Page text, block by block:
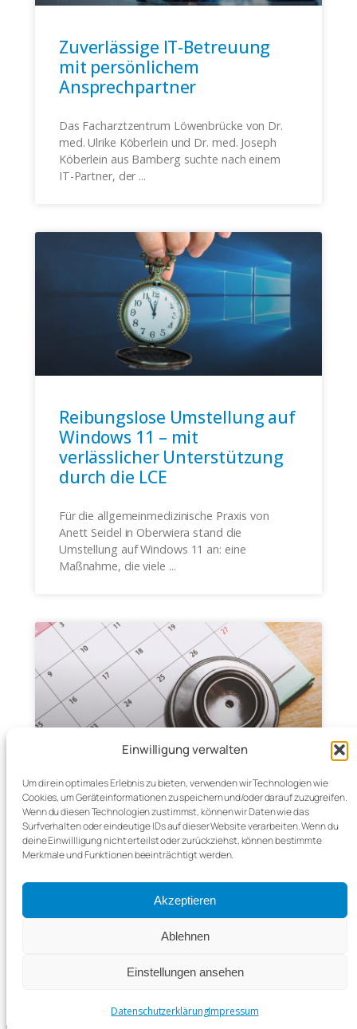
Einwilligung verwalten
Um dir ein optimales Erlebnis zu bieten, verwenden wir Technologien wie
Cookies, um Geräteinformationen zu speichern und/oder darauf zuzugreifen.
Wenn du diesen Technologien zustimmst, können wir Daten wie das
Surfverhalten oder eindeutige IDs auf dieser Website verarbeiten. Wenn du
deine Einwillligung nicht erteilst oder zurückziehst, können bestimmte
Merkmale und Funktionen beeinträchtigt werden.
Akzeptieren
Ablehnen
Einstellungen ansehen
DatenschutzerklärungImpressum
Zuverlässige IT-Betreuung
mit persönlichem
Ansprechpartner
Das Facharztzentrum Löwenbrücke von Dr.
med. Ulrike Köberlein und Dr. med. Joseph
Köberlein aus Bamberg suchte nach einem
IT-Partner, der
Reibungslose Umstellung auf
Windows 11 – mit
verlässlicher Unterstützung
durch die LCE
Für die allgemeinmedizinische Praxis von
Anett Seidel in Oberwiera stand die
Umstellung auf Windows 11 an: eine
Maßnahme, die viele
CLICKDOC bringt Struktur in
die Terminplanung
optimiert mit CLICKDOC Terminvergabe und
Praxisablauf – weniger Aufwand, mehr Service
für Eltern und
Datenschutzerklärung